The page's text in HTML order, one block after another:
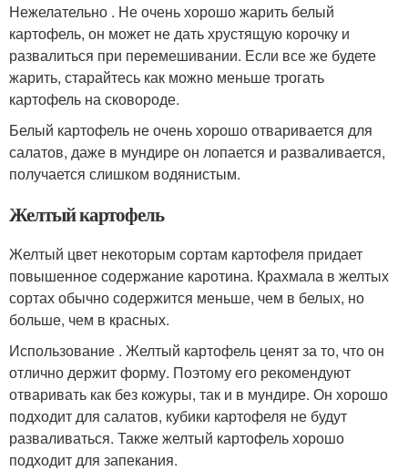
Нежелательно . Не очень хорошо жарить белый
картофель, он может не дать хрустящую корочку и
развалиться при перемешивании. Если все же будете
жарить, старайтесь как можно меньше трогать
картофель на сковороде.
Белый картофель не очень хорошо отваривается для
салатов, даже в мундире он лопается и разваливается,
получается слишком водянистым.
Желтый картофель
Желтый цвет некоторым сортам картофеля придает
повышенное содержание каротина. Крахмала в желтых
сортах обычно содержится меньше, чем в белых, но
больше, чем в красных.
Использование . Желтый картофель ценят за то, что он
отлично держит форму. Поэтому его рекомендуют
отваривать как без кожуры, так и в мундире. Он хорошо
подходит для салатов, кубики картофеля не будут
разваливаться. Также желтый картофель хорошо
подходит для запекания.